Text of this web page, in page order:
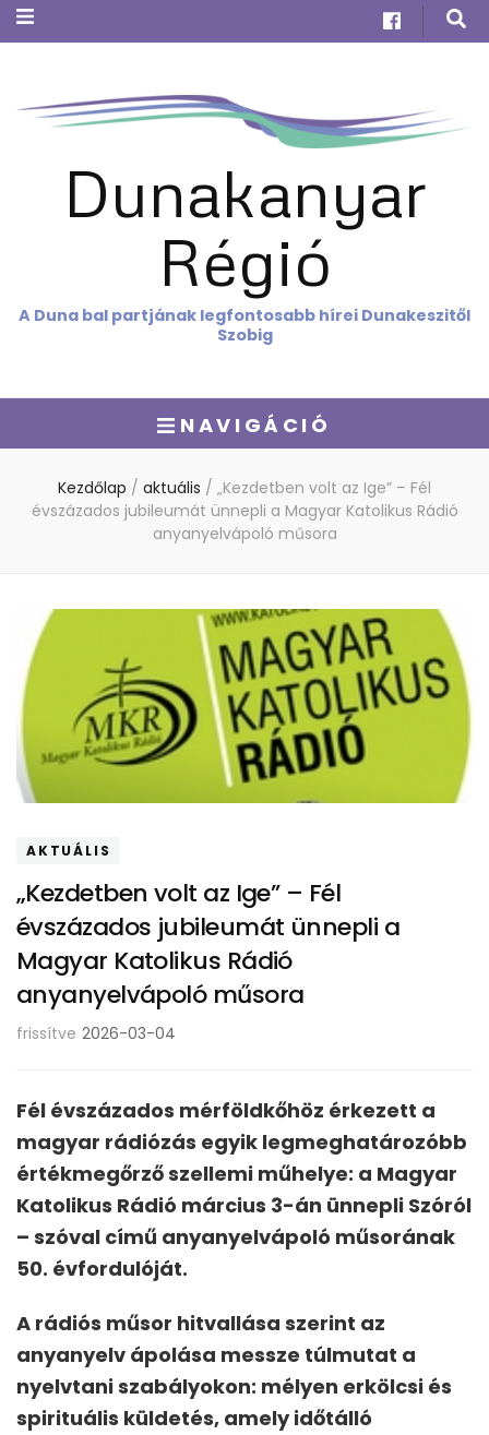
Dunakanyar
Régió
A Duna bal partjának legfontosabb hírei Dunakeszitől
Szobig
NAVIGÁCIÓ
Kezdőlap / aktuális / „Kezdetben volt az Ige” – Fél
évszázados jubileumát ünnepli a Magyar Katolikus Rádió
anyanyelvápoló műsora
AKTUÁLIS
„Kezdetben volt az Ige” – Fél
évszázados jubileumát ünnepli a
Magyar Katolikus Rádió
anyanyelvápoló műsora
frissítve 2026-03-04
Fél évszázados mérföldkőhöz érkezett a
magyar rádiózás egyik legmeghatározóbb
értékmegőrző szellemi műhelye: a Magyar
Katolikus Rádió március 3-án ünnepli Szóról
– szóval című anyanyelvápoló műsorának
50. évfordulóját.
A rádiós műsor hitvallása szerint az
anyanyelv ápolása messze túlmutat a
nyelvtani szabályokon: mélyen erkölcsi és
spirituális küldetés, amely időtálló